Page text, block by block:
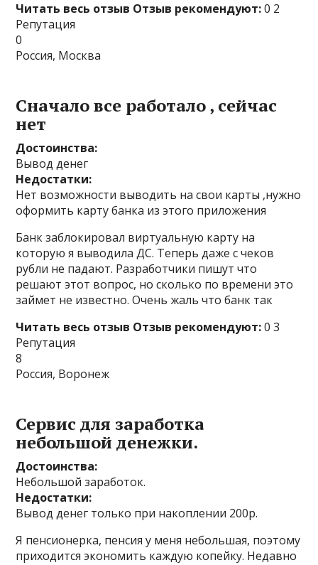
Читать весь отзыв Отзыв рекомендуют:0 2
Репутация
0
Россия, Москва
Сначало все работало , сейчас
нет
Достоинства:
Вывод денег
Недостатки:
Нет возможности выводить на свои карты ,нужно
оформить карту банка из этого приложения
Банк заблокировал виртуальную карту на
которую я выводила ДС. Теперь даже с чеков
рубли не падают. Разработчики пишут что
решают этот вопрос, но сколько по времени это
займет не известно. Очень жаль что банк так
Читать весь отзыв Отзыв рекомендуют:0 3
Репутация
8
Россия, Воронеж
Сервис для заработка
небольшой денежки.
Достоинства:
Небольшой заработок.
Недостатки:
Вывод денег только при накоплении 200р.
Я пенсионерка, пенсия у меня небольшая, поэтому
приходится экономить каждую копейку. Недавно